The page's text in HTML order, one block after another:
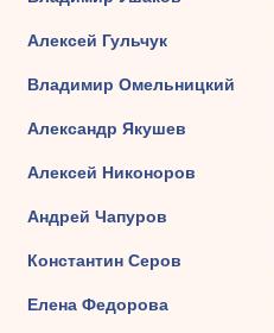
Алексей Гульчук
Владимир Омельницкий
Александр Якушев
Алексей Никоноров
Андрей Чапуров
Константин Серов
Елена Федорова